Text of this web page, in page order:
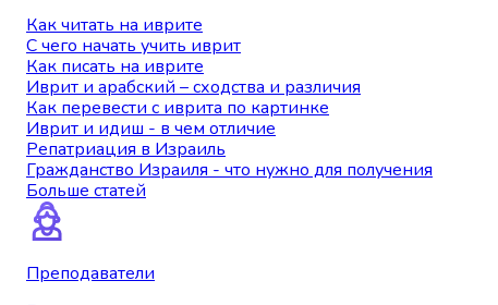
Как читать на иврите
С чего начать учить иврит
Как писать на иврите
Иврит и арабский – сходства и различия
Как перевести с иврита по картинке
Иврит и идиш - в чем отличие
Репатриация в Израиль
Гражданство Израиля - что нужно для получения
Больше статей
Преподаватели